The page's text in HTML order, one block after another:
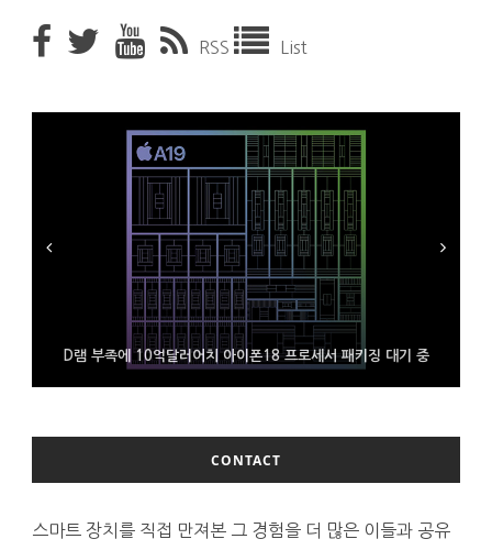
RSS List
D램 부족에 10억달러어치 아이폰18 프로세서 패키징 대기 중
300~400달러 반지형 스피커 준비하는 오픈AI
조용히 스팀 프레임 검증 요구사항 바꾼 밸브
CONTACT
스마트 장치를 직접 만져본 그 경험을 더 많은 이들과 공유